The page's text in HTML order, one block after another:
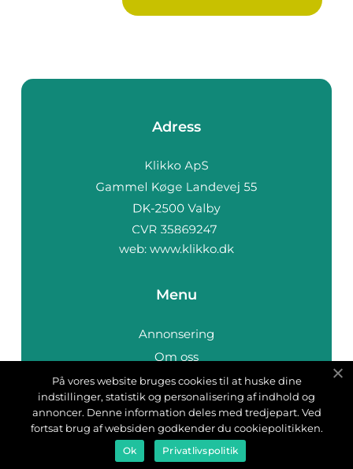
Adress
web: www.klikko.dk
Menu
Annonsering
Om oss
Cookies
Kontakta oss
Sitemap
På vores website bruges cookies til at huske dine
indstillinger, statistik og personalisering af indhold og
annoncer. Denne information deles med tredjepart. Ved
fortsat brug af websiden godkender du cookiepolitikken.
Ok Privatlivspolitik